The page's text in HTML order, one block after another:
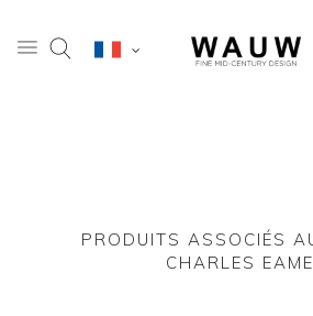
PRODUITS ASSOCIÉS
CHARLES